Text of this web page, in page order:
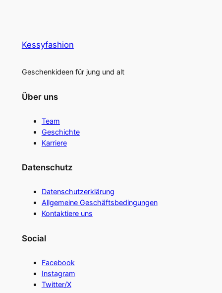
Kessyfashion
Geschenkideen für jung und alt
Über uns
Team
Geschichte
Karriere
Datenschutz
Datenschutzerklärung
Allgemeine Geschäftsbedingungen
Kontaktiere uns
Social
Facebook
Instagram
Twitter/X